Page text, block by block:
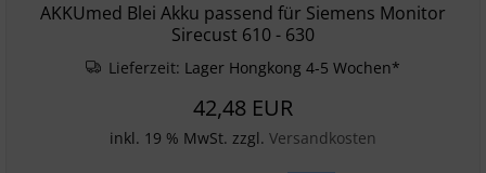
AKKUmed Blei Akku passend für Siemens Monitor
Sirecust 610 - 630
Lieferzeit: Lager Hongkong 4-5 Wochen*
42,48 EUR
inkl. 19 % MwSt. zzgl. Versandkosten